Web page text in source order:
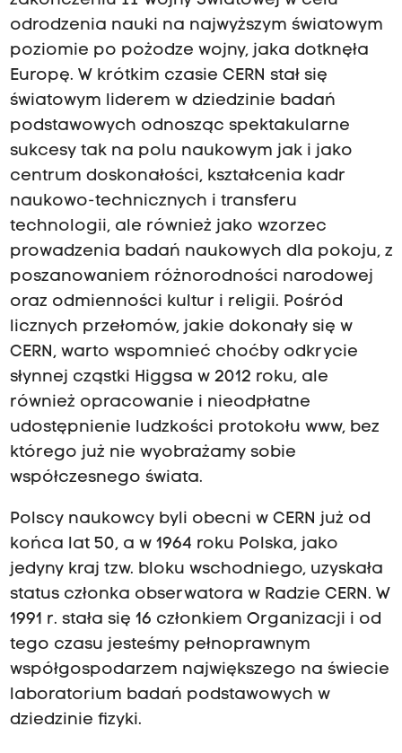
odrodzenia nauki na najwyższym światowym
poziomie po pożodze wojny, jaka dotknęła
Europę. W krótkim czasie CERN stał się
światowym liderem w dziedzinie badań
podstawowych odnosząc spektakularne
sukcesy tak na polu naukowym jak i jako
centrum doskonałości, kształcenia kadr
naukowo-technicznych i transferu
technologii, ale również jako wzorzec
prowadzenia badań naukowych dla pokoju, z
poszanowaniem różnorodności narodowej
oraz odmienności kultur i religii. Pośród
licznych przełomów, jakie dokonały się w
CERN, warto wspomnieć choćby odkrycie
słynnej cząstki Higgsa w 2012 roku, ale
również opracowanie i nieodpłatne
udostępnienie ludzkości protokołu www, bez
którego już nie wyobrażamy sobie
współczesnego świata.
Polscy naukowcy byli obecni w CERN już od
końca lat 50, a w 1964 roku Polska, jako
jedyny kraj tzw. bloku wschodniego, uzyskała
status członka obserwatora w Radzie CERN. W
1991 r. stała się 16 członkiem Organizacji i od
tego czasu jesteśmy pełnoprawnym
współgospodarzem największego na świecie
laboratorium badań podstawowych w
dziedzinie fizyki.